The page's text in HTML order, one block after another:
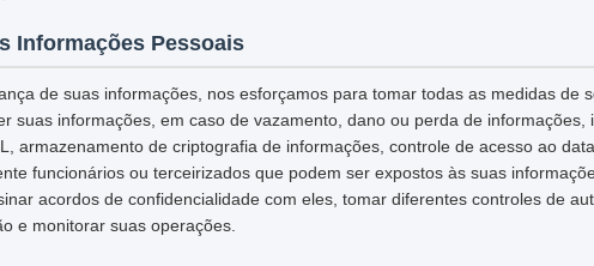
Informações Pessoais
de suas informações, nos esforçamos para tomar todas as medidas de
suas informações, em caso de vazamento, dano ou perda de informações,
armazenamento de criptografia de informações, controle de acesso ao
funcionários ou terceirizados que podem ser expostos às suas
acordos de confidencialidade com eles, tomar diferentes controles de
e monitorar suas operações.